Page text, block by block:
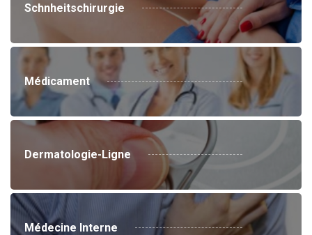
Schnheitschirurgie
Médicament
Dermatologie-Ligne
Médecine Interne